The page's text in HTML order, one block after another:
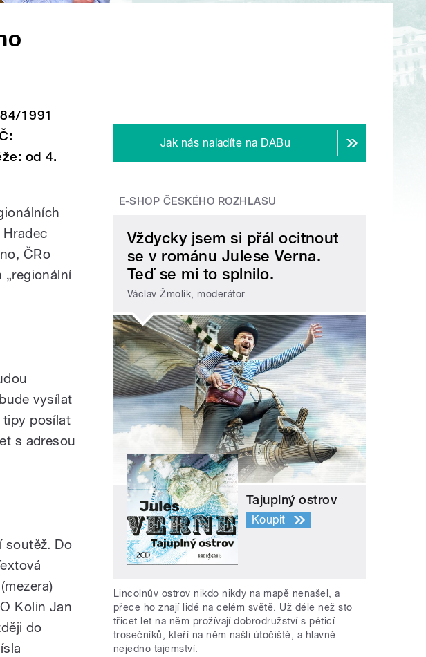
1991
od 4.
ČRo
„regionální
vysílat
tipy posílat
s adresou
soutěž. Do
Kolin Jan
do
Jak nás naladíte na DABu
E-SHOP ČESKÉHO ROZHLASU
Vždycky jsem si přál ocitnout
se v románu Julese Verna.
Teď se mi to splnilo.
Václav Žmolík, moderátor
Tajuplný ostrov
Koupit
Lincolnův ostrov nikdo nikdy na mapě nenašel, a
přece ho znají lidé na celém světě. Už déle než sto
třicet let na něm prožívají dobrodružství s pěticí
trosečníků, kteří na něm našli útočiště, a hlavně
nejedno tajemství.